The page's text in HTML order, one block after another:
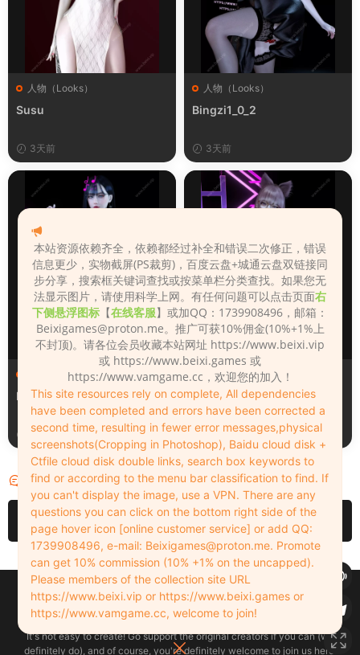
人物（Looks）
Susu
3天前
人物（Looks）
Bingzi1_0_2
3天前
人物（Looks）
Monica_2_2_2
3天前
人物（Looks）
Lizhen2025
4天前
评论 0
请先登录
Copyleft © 2022-2026 beixi.vip - All Rights Freedom！
创作不易！有能力的同学可以去支持一下原创作者（我们绝对支持），当然
了，您加入这里我们也绝对欢迎！
It's not easy to create! Go support the original creators if you can (we
definitely do), and of course, you're definitely welcome to join us here!
本站资源依赖齐全，依赖都经过补全和错误二次修正，错误
信息更少，实物截屏(PS裁剪)，百度云盘+城通云盘双链接同
步分享，搜索框关键词查找或按菜单栏分类查找。如果您无
法显示图片，请使用科学上网。有任何问题可以点击页面右
下侧悬浮图标 【在线客服】或加QQ：1739908496，邮箱：
Beixigames@proton.me。推广可获10%佣金(10%+1%上
不封顶)。请各位会员收藏本站网址 https://www.beixi.vip
或 https://www.beixi.games 或
https://www.vamgame.cc，欢迎您的加入！
This site resources rely on complete, All dependencies
have been completed and errors have been corrected a
second time, resulting in fewer error messages,physical
screenshots(Cropping in Photoshop), Baidu cloud disk +
Ctfile cloud disk double links, search box keywords to
find or according to the menu bar classification to find. If
you can't display the image, use a VPN. There are any
questions you can click on the bottom right side of the
page hover icon [online customer service] or add QQ:
1739908496, e-mail: Beixigames@proton.me. Promote
can get 10% commission (10% +1% on the uncapped).
Please members of the collection site URL
https://www.beixi.vip or https://www.beixi.games or
https://www.vamgame.cc, welcome to join!